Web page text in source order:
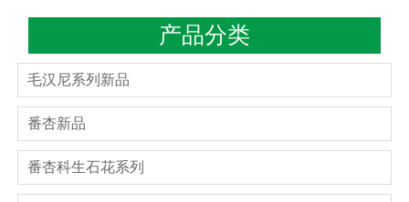
产品分类
毛汉尼系列新品
番杏新品
番杏科生石花系列